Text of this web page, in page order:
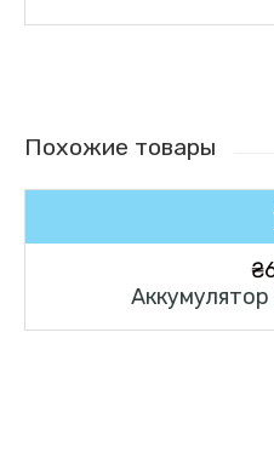
Похожие товары
₴
Аккумулятор